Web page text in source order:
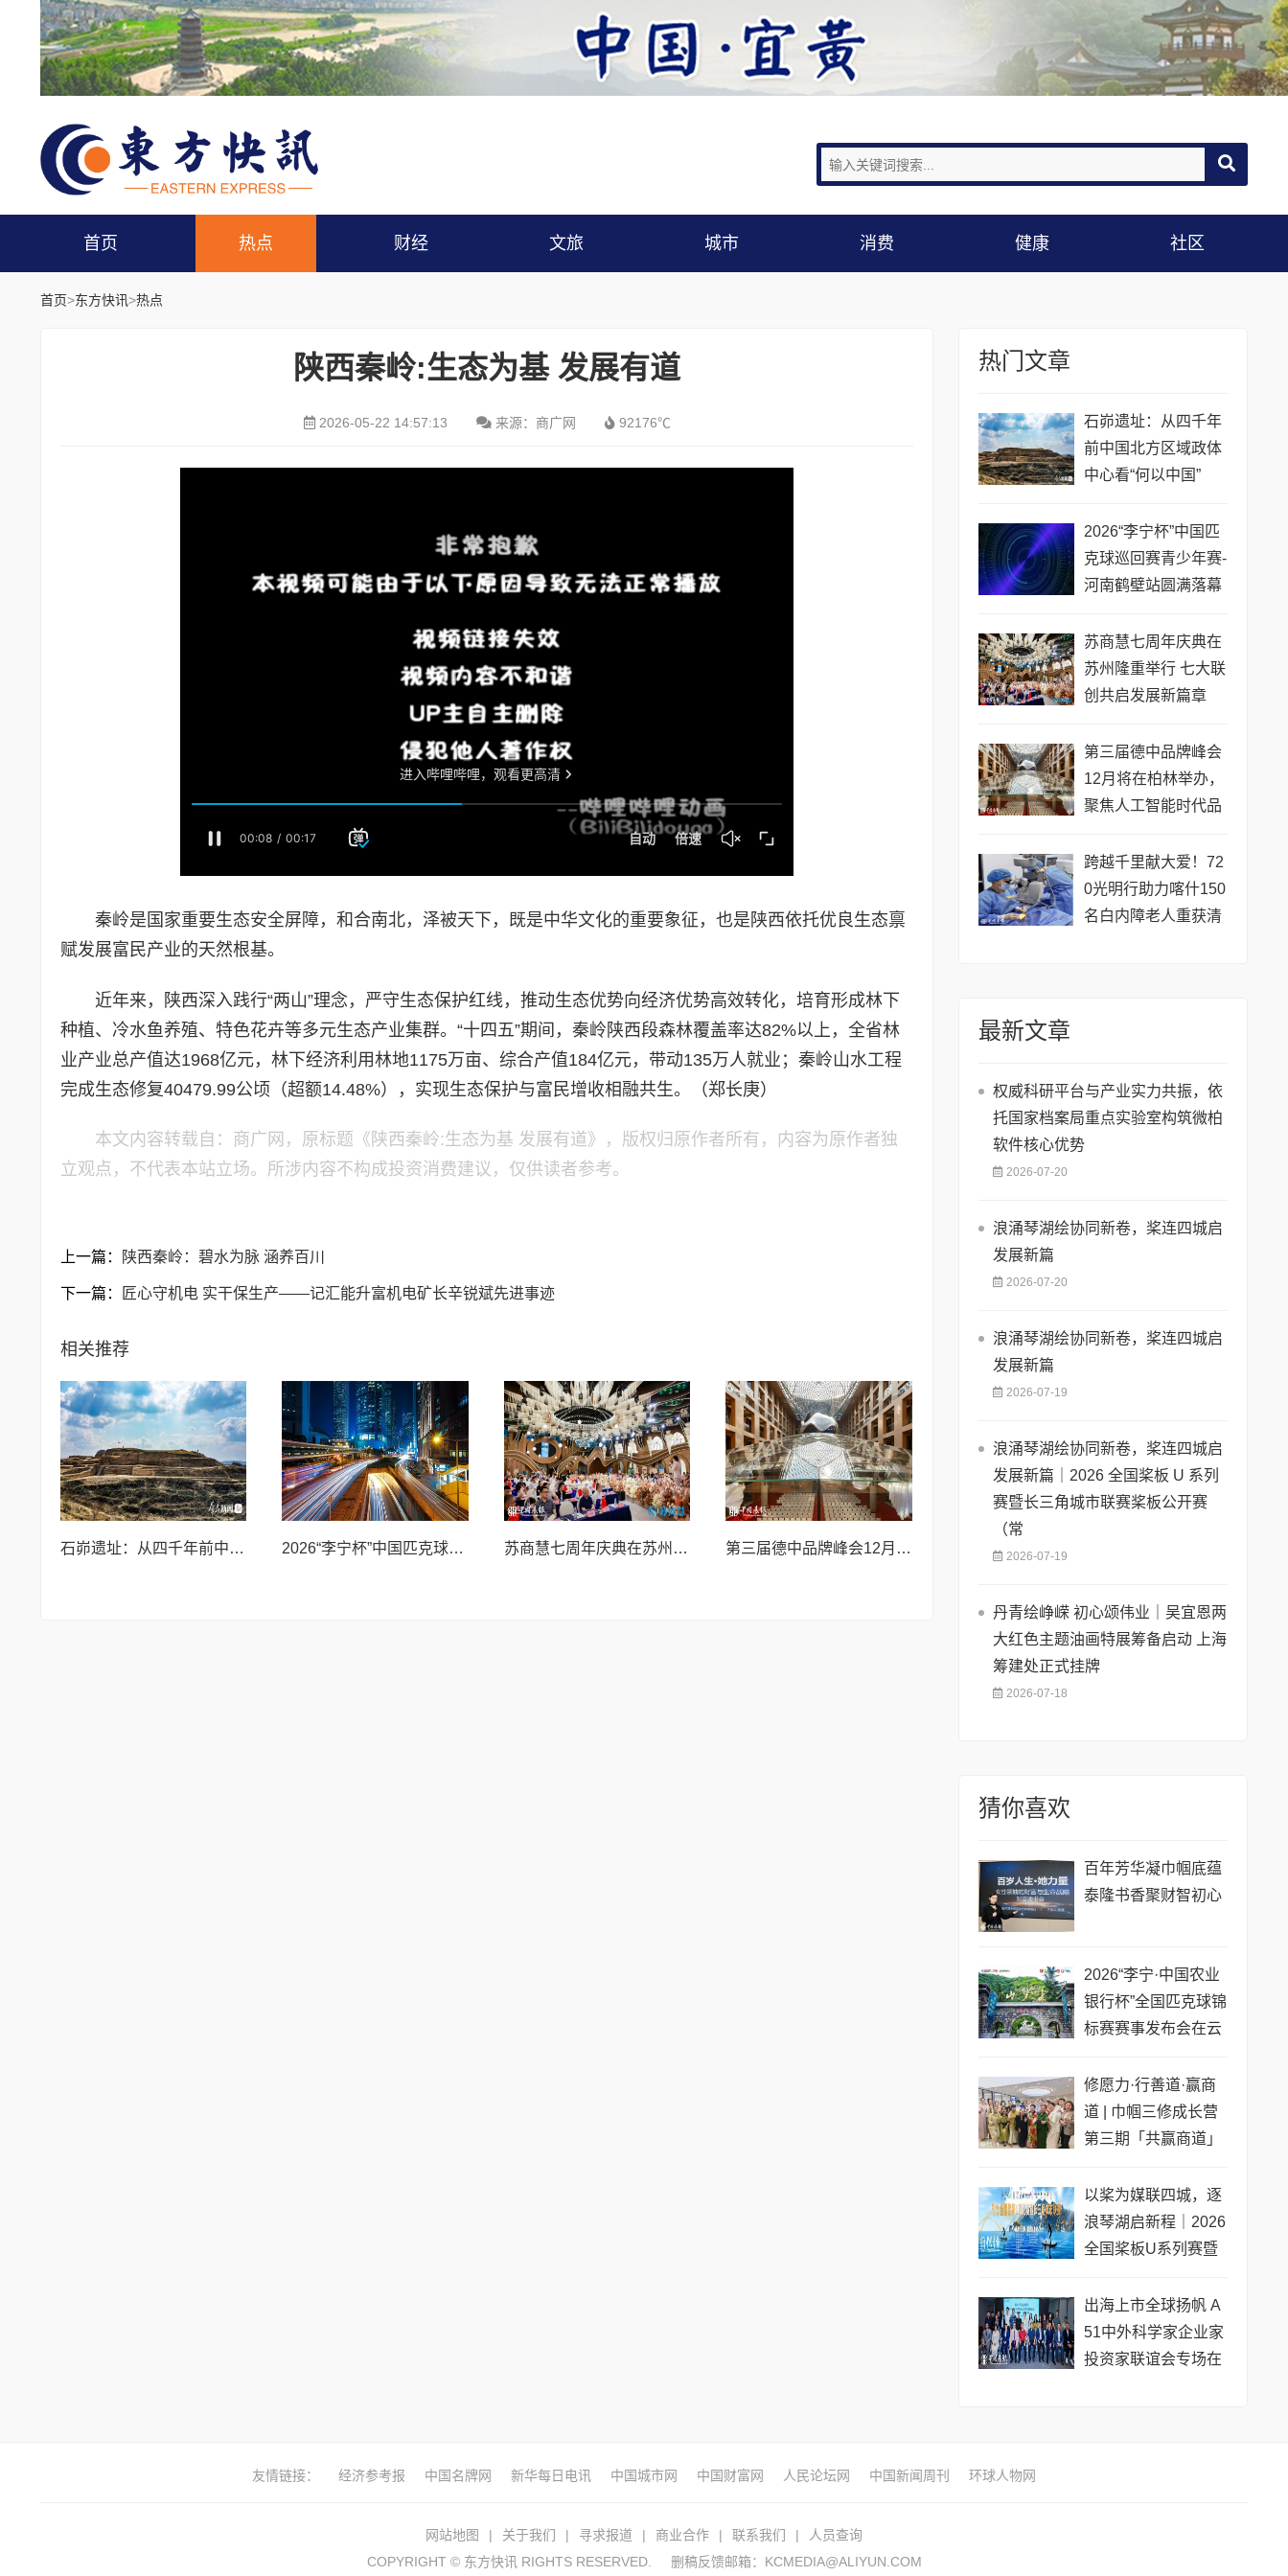
首页 热点 财经 文旅 城市 消费 健康 社区
首页>东方快讯>热点
陕西秦岭:生态为基 发展有道
2026-05-22 14:57:13 来源：商广网 92176℃
秦岭是国家重要生态安全屏障，和合南北，泽被天下，既是中华文化的重要象征，也是陕西依托优良生态禀
赋发展富民产业的天然根基。
近年来，陕西深入践行“两山”理念，严守生态保护红线，推动生态优势向经济优势高效转化，培育形成林下
种植、冷水鱼养殖、特色花卉等多元生态产业集群。“十四五”期间，秦岭陕西段森林覆盖率达82%以上，全省林
业产业总产值达1968亿元，林下经济利用林地1175万亩、综合产值184亿元，带动135万人就业；秦岭山水工程
完成生态修复40479.99公顷（超额14.48%），实现生态保护与富民增收相融共生。（郑长庚）
本文内容转载自：商广网，原标题《陕西秦岭:生态为基 发展有道》，版权归原作者所有，内容为原作者独
立观点，不代表本站立场。所涉内容不构成投资消费建议，仅供读者参考。
上一篇： 陕西秦岭：碧水为脉 涵养百川
下一篇： 匠心守机电 实干保生产——记汇能升富机电矿长辛锐斌先进事迹
相关推荐
石峁遗址：从四千年前中国北方区域政体中心看“何以中国” 2026“李宁杯”中国匹克球巡回赛青少年赛-河南鹤壁站圆满落幕 苏商慧七周年庆典在苏州隆重举行 七大联创共启发展新篇章 第三届德中品牌峰会12月将在柏林举办，聚焦人工智能时代品牌全球化发展
热门文章
石峁遗址：从四千年
前中国北方区域政体
中心看“何以中国”
2026“李宁杯”中国匹
克球巡回赛青少年赛-
河南鹤壁站圆满落幕
苏商慧七周年庆典在
苏州隆重举行 七大联
创共启发展新篇章
第三届德中品牌峰会
12月将在柏林举办，
聚焦人工智能时代品
跨越千里献大爱！72
0光明行助力喀什150
名白内障老人重获清
最新文章
权威科研平台与产业实力共振，依
托国家档案局重点实验室构筑微柏
软件核心优势
2026-07-20
浪涌琴湖绘协同新卷，桨连四城启
发展新篇
2026-07-20
浪涌琴湖绘协同新卷，桨连四城启
发展新篇
2026-07-19
浪涌琴湖绘协同新卷，桨连四城启
发展新篇｜2026 全国桨板 U 系列
赛暨长三角城市联赛桨板公开赛
（常
2026-07-19
丹青绘峥嵘 初心颂伟业｜吴宜恩两
大红色主题油画特展筹备启动 上海
筹建处正式挂牌
2026-07-18
猜你喜欢
百年芳华凝巾帼底蕴
泰隆书香聚财智初心
2026“李宁·中国农业
银行杯”全国匹克球锦
标赛赛事发布会在云
修愿力·行善道·赢商
道 | 巾帼三修成长营
第三期「共赢商道」
以桨为媒联四城，逐
浪琴湖启新程｜2026
全国桨板U系列赛暨
公开赛（常熟站）即
将开赛
出海上市全球扬帆 A
51中外科学家企业家
投资家联谊会专场在
友情链接： 经济参考报 中国名牌网 新华每日电讯 中国城市网 中国财富网 人民论坛网 中国新闻周刊 环球人物网
网站地图 | 关于我们 | 寻求报道 | 商业合作 | 联系我们 |
人员查询
COPYRIGHT © 东方快讯 RIGHTS RESERVED.
删稿反馈邮箱：KCMEDIA@ALIYUN.COM